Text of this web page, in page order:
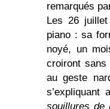
remarqués
Les 26 juillet
piano : sa
noyé, un
croiront sans
au geste
souillures de